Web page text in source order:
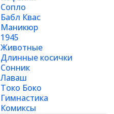
Сопло
Бабл Квас
Маникюр
1945
Животные
Длинные косички
Сонник
Лаваш
Токо Боко
Гимнастика
Комиксы